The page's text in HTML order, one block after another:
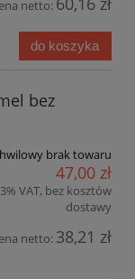
netto:
do koszyka
bez
brak towaru
47,00 zł
VAT, bez kosztów
dostawy
netto: 38,21 zł